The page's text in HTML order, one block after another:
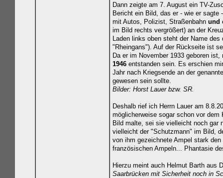
Dann zeigte am 7. August ein TV-
Bericht ein Bild, das er - wie er
mit Autos, Polizist, Straßenbahn und
im Bild rechts vergrößert) an der
Laden links oben steht der Name
"Rheingans"). Auf der Rückseite ist
Da er im November 1933 geboren
1946 entstanden sein. Es erschien
Jahr nach Kriegsende an der
gewesen sein sollte.
Bilder: Horst Lauer bzw. SR.
Deshalb rief ich Herrn Lauer am
möglicherweise sogar schon vor
Bild malte, sei sie vielleicht noch gar
vielleicht der "Schutzmann" im Bild,
von ihm gezeichnete Ampel stark
französischen Ampeln... Phantasie
Hierzu meint auch Helmut Barth aus
Saarbrücken mit Sicherheit noch in